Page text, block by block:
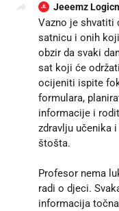
JL Jeeemz
Vazno je shvatiti
satnicu i onih
obzir da svaki
sat koji će
ocijeniti ispite
formulara,
informacije i
zdravlju učenika
štošta.
Profesor nema
radi o djeci.
informacija